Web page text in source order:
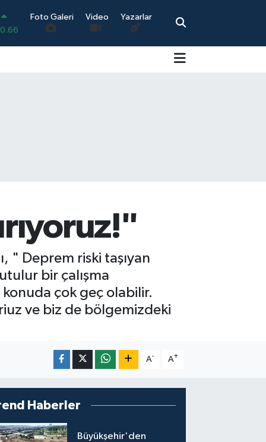
Foto Galeri Video Yazarlar
" Deprem riski taşıyan
bir çalışma
çok geç olabilir.
ve biz de bölgemizdeki
A- A+
Haberler
Büyükşehir'den